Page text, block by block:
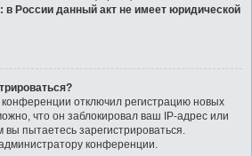
в России данный акт не имеет юридической
отключил регистрацию новых
что он заблокировал ваш IP-адрес или
пытаетесь зарегистрироваться.
конференции.